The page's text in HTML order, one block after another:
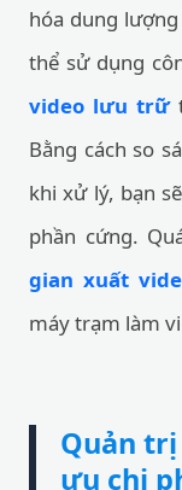
hóa dung
thể sử dụng
video lưu trữ
Bằng cách so
khi xử lý, bạn
phần cứng.
gian xuất
máy trạm làm
Quản
ưu chi